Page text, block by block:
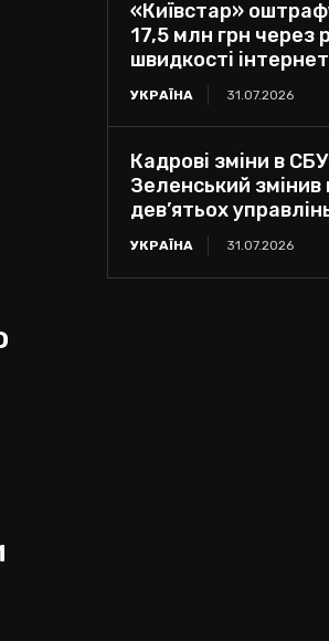
«Київстар»
17,5 млн грн через
швидкості
УКРАЇНА 31.07.2026
Кадрові зміни в
Зеленський змінив
дев’ятьох
УКРАЇНА 31.07.2026